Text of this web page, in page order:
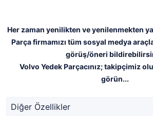
Her zaman yenilikten ve yenilenmekten
Parça firmamızı tüm sosyal medya
görüş/öneri
Volvo Yedek Parçacınız; takipçimiz
görün...
Diğer Özellikler